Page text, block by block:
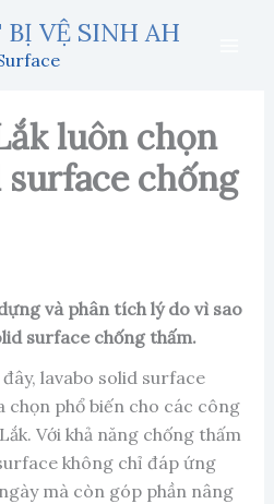
VỆ SINH AH
luôn chọn
chống
và phân tích lý do vì sao
surface chống thấm.
lavabo solid surface
phổ biến cho các công
Với khả năng chống thấm
không chỉ đáp ứng
mà còn góp phần nâng